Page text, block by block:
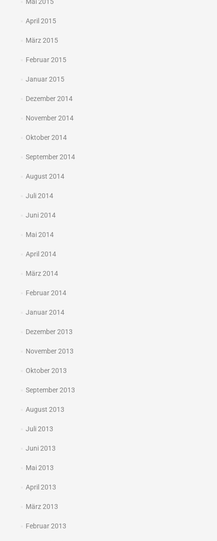
April 2015
März 2015
Februar 2015
Januar 2015
Dezember 2014
November 2014
Oktober 2014
September 2014
August 2014
Juli 2014
Juni 2014
Mai 2014
April 2014
März 2014
Februar 2014
Januar 2014
Dezember 2013
November 2013
Oktober 2013
September 2013
August 2013
Juli 2013
Juni 2013
Mai 2013
April 2013
März 2013
Februar 2013